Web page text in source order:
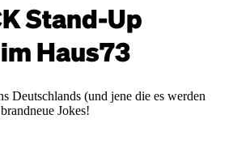
Stand-Up
Haus73
Deutschlands (und jene die es werden
Jokes!